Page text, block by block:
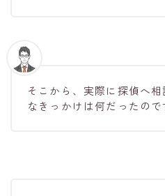
そこから、実際に探偵へ
なきっかけは何だったので